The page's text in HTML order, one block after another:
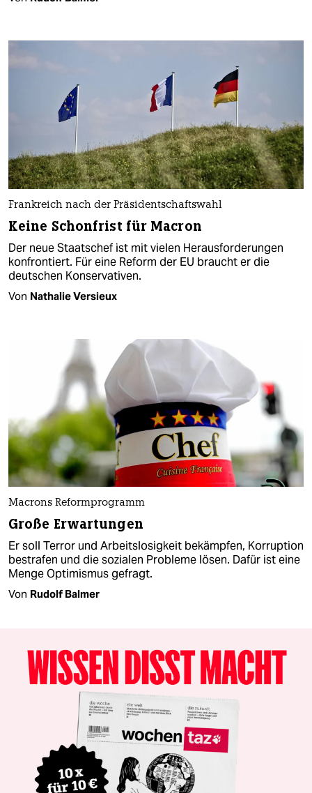
Frankreich nach der Präsidentschaftswahl
Keine Schonfrist für Macron
Der neue Staatschef ist mit vielen Herausforderungen
konfrontiert. Für eine Reform der EU braucht er die
deutschen Konservativen.
Von Nathalie Versieux
Macrons Reformprogramm
Große Erwartungen
Er soll Terror und Arbeitslosigkeit bekämpfen, Korruption
bestrafen und die sozialen Probleme lösen. Dafür ist eine
Menge Optimismus gefragt.
Von Rudolf Balmer